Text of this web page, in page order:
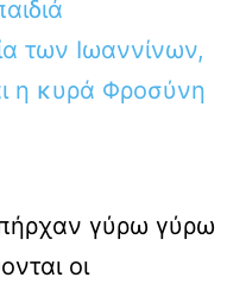
των Ιωαννίνων,
η κυρά Φροσύνη
γύρω γύρω
οι